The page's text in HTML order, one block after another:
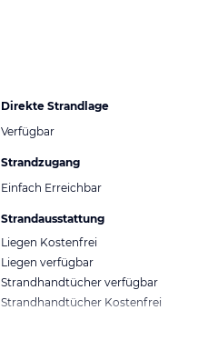
Direkte Strandlage
Verfügbar
Strandzugang
Einfach Erreichbar
Strandausstattung
Liegen Kostenfrei
Liegen verfügbar
Strandhandtücher verfügbar
Strandhandtücher Kostenfrei